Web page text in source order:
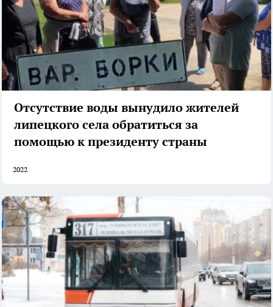
Отсутствие воды вынудило жителей
липецкого села обратиться за
помощью к президенту страны
2022